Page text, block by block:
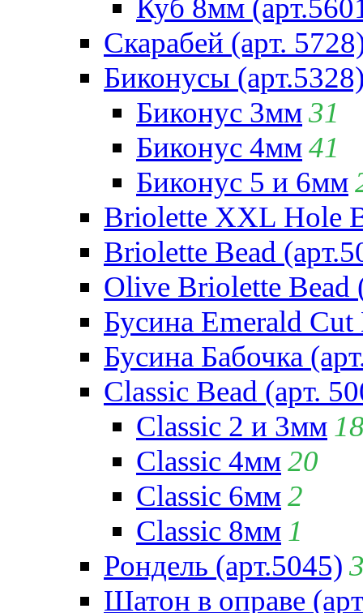
Куб 8мм
Скарабей (арт.
Биконусы
Биконус 3мм31
Биконус 4мм41
Биконус 5 и 6мм
Briolette XXL Hole
Briolette Bead
Olive Briolette Bead
Бусина Emerald Cut
Бусина Бабочка
Classic Bead (арт.
Classic 2 и 3мм
Classic 4мм20
Classic 6мм2
Classic 8мм 1
Рондель (арт.5045)
Шатон в оправе